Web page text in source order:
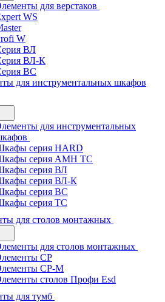
для верстаков
WS
W
ВЛ
ВЛ-К
ВС
для инструментальных шкафов
для инструментальных
серия HARD
серия АМН ТС
серия ВЛ
серия ВЛ-К
серия ВС
серия ТС
для столов монтажных
для столов монтажных
СР
СР-М
столов Профи Esd
для тумб